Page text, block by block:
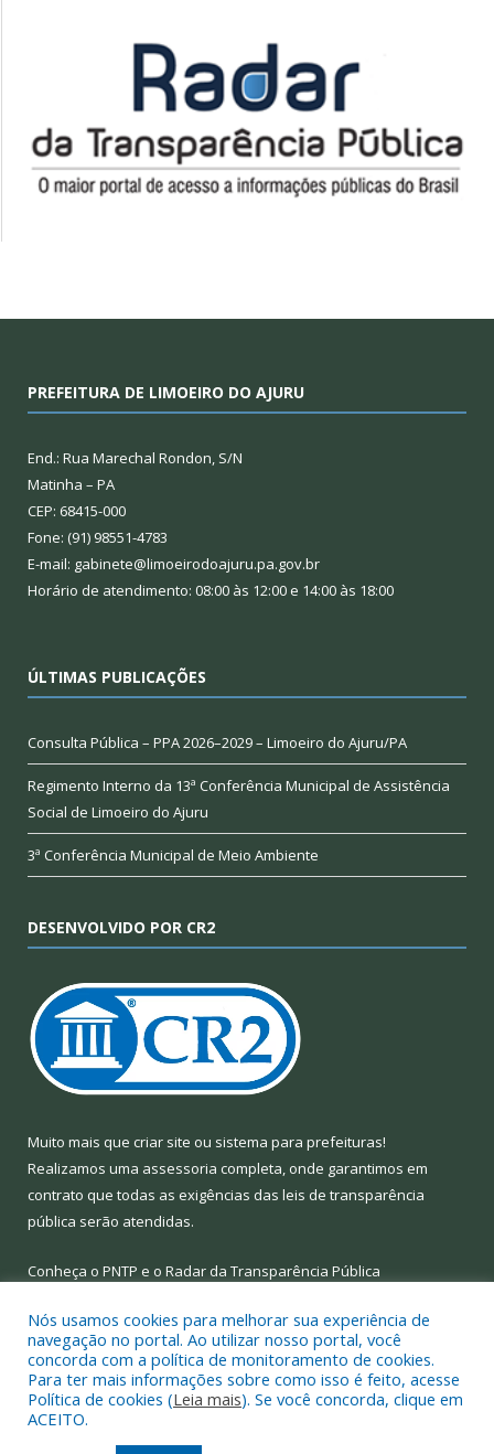
PREFEITURA DE LIMOEIRO DO AJURU
End.: Rua Marechal Rondon, S/N
Matinha – PA
CEP: 68415-000
Fone: (91) 98551-4783
E-mail: gabinete@limoeirodoajuru.pa.gov.br
Horário de atendimento: 08:00 às 12:00 e 14:00 às 18:00
ÚLTIMAS PUBLICAÇÕES
Consulta Pública – PPA 2026–2029 – Limoeiro do Ajuru/PA
Regimento Interno da 13ª Conferência Municipal de Assistência
Social de Limoeiro do Ajuru
3ª Conferência Municipal de Meio Ambiente
DESENVOLVIDO POR CR2
Muito mais que criar site ou sistema para prefeituras!
Realizamos uma assessoria completa, onde garantimos em
contrato que todas as exigências das leis de transparência
pública serão atendidas.
Conheça o PNTP e o Radar da Transparência Pública
Todos os direitos reservados a Prefeitura Municipal de Limoeiro
do Ajuru.
Nós usamos cookies para melhorar sua experiência de
navegação no portal. Ao utilizar nosso portal, você
concorda com a política de monitoramento de cookies.
Para ter mais informações sobre como isso é feito, acesse
Política de cookies (Leia mais). Se você concorda, clique em
ACEITO.